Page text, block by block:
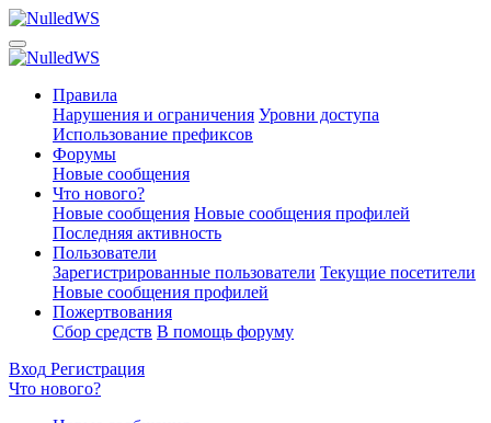
Правила
Нарушения и ограничения Уровни доступа
Использование префиксов
Форумы
Новые сообщения
Что нового?
Новые сообщения Новые сообщения профилей
Последняя активность
Пользователи
Зарегистрированные пользователи Текущие посетители
Новые сообщения профилей
Пожертвования
Сбор средств В помощь форуму
Вход Регистрация
Что нового?